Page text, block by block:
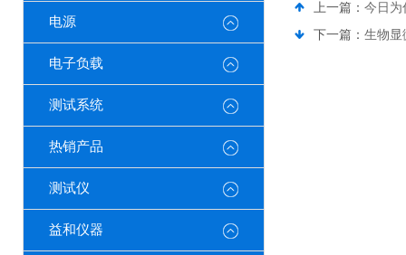
电源
电子负载
测试系统
热销产品
测试仪
益和仪器
上一篇： 今日为
下一篇： 生物显